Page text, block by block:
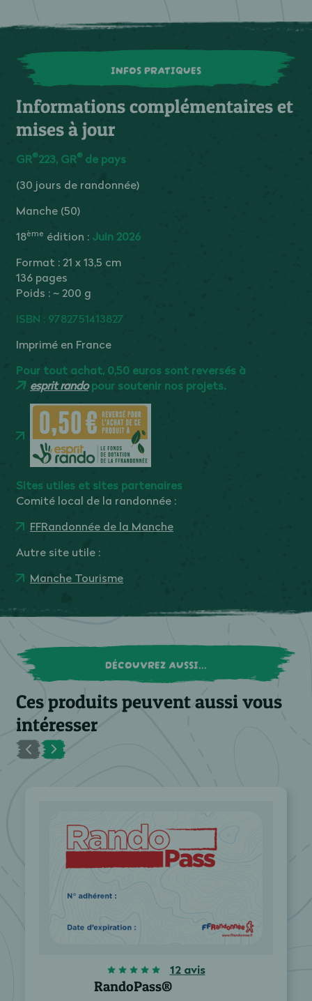
INFOS PRATIQUES
Informations complémentaires et
mises à jour
GR®223, GR® de pays
(30 jours de randonnée)
Manche (50)
18ème édition : Juin 2026
Format : 21 x 13,5 cm
136 pages
Poids : ~ 200 g
ISBN : 9782751413827
Imprimé en France
Pour tout achat, 0,50 euros sont reversés à
esprit randopour soutenir nos projets.
Sites utiles et sites partenaires
Comité local de la randonnée :
FFRandonnée de la Manche
Autre site utile :
Manche Tourisme
DÉCOUVREZ AUSSI...
Ces produits peuvent aussi vous
intéresser
12 avis
RandoPass®